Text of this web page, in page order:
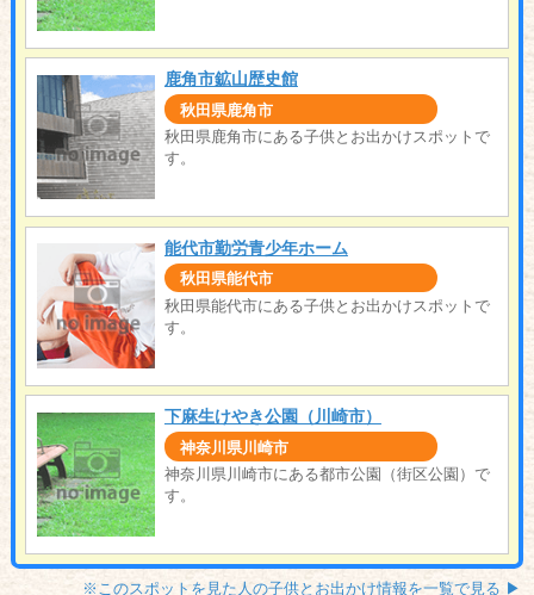
鹿角市鉱山歴史館
秋田県鹿角市
秋田県鹿角市にある子供とお出かけスポットで
す。
能代市勤労青少年ホーム
秋田県能代市
秋田県能代市にある子供とお出かけスポットで
す。
下麻生けやき公園（川崎市）
神奈川県川崎市
神奈川県川崎市にある都市公園（街区公園）で
す。
※このスポットを見た人の子供とお出かけ情報を一覧で見る ▶︎